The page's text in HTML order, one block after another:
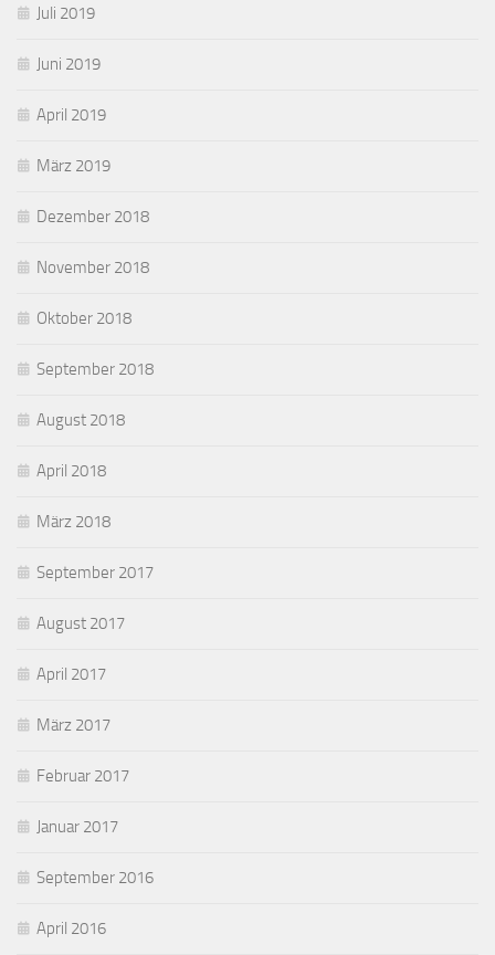
Juli 2019
Juni 2019
April 2019
März 2019
Dezember 2018
November 2018
Oktober 2018
September 2018
August 2018
April 2018
März 2018
September 2017
August 2017
April 2017
März 2017
Februar 2017
Januar 2017
September 2016
April 2016